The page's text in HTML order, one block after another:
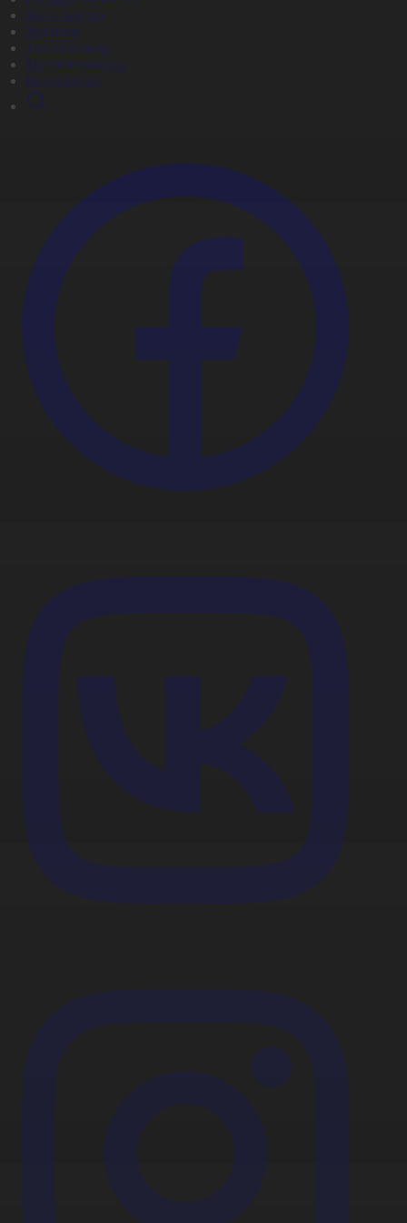
Жаңалықтар
Жобалар
Телехикаялар
Мультсериалдар
Видеоархив